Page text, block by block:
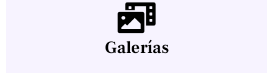
Galerías